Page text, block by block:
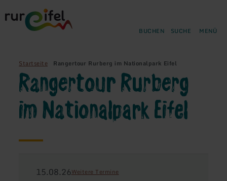
Zurück
zur
Startseite
BUCHEN SUCHE MENÜ
Startseite Rangertour Rurberg im Nationalpark Eifel
Rangertour Rurberg
im Nationalpark Eifel
15.08.26Weitere Termine